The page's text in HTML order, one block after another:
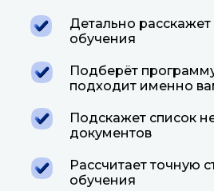
Детально
обучения
Подберёт
подходит именно
Подскажет список
документов
Рассчитает точную
обучения